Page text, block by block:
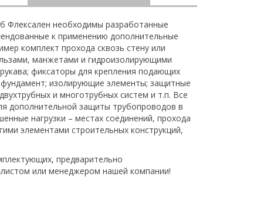
Флексален необходимы разработанные
к применению дополнительные
комплект прохода сквозь стену или
манжетами и гидроизолирующими
фиксаторы для крепления подающих
изолирующие элементы; защитные
и многотрубных систем и т.п. Все
дополнительной защиты трубопроводов в
нагрузки – местах соединений, прохода
элементами строительных конструкций,
предварительно
или менеджером нашей компании!